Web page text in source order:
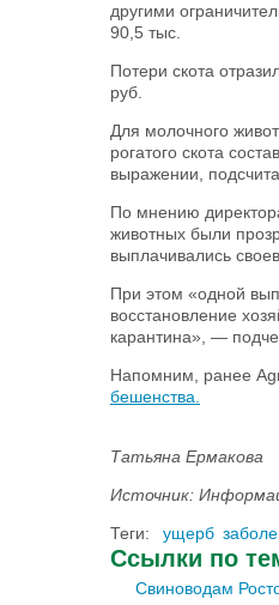
другими
90,5 тыс.
Потери скота
руб.
Для молочного
рогатого скота
выражении,
По мнению
животных были
выплачивались
При этом «одной
восстановление
карантина», —
Напомним, ранее
бешенства.
Татьяна Ермакова
Источник:
Теги:
ущерб
Ссылки по
Свиноводам